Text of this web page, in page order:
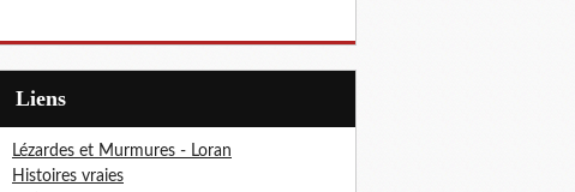
Liens
Lézardes et Murmures - Loran
Histoires vraies